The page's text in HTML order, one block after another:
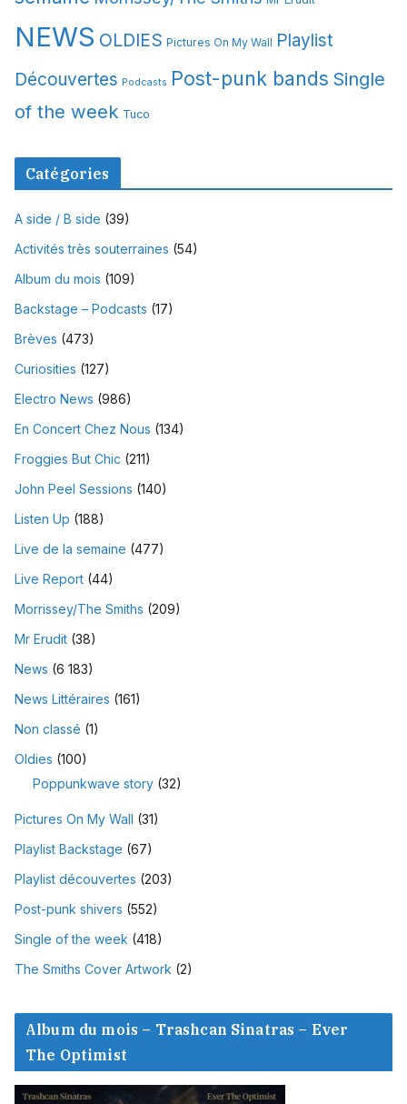
NEWS OLDIES Pictures On My Wall Playlist
Découvertes Podcasts Post-punk bands Single
of the week Tuco
Catégories
A side / B side (39)
Activités très souterraines (54)
Album du mois (109)
Backstage – Podcasts (17)
Brèves (473)
Curiosities (127)
Electro News (986)
En Concert Chez Nous (134)
Froggies But Chic (211)
John Peel Sessions (140)
Listen Up (188)
Live de la semaine (477)
Live Report (44)
Morrissey/The Smiths (209)
Mr Erudit (38)
News (6 183)
News Littéraires (161)
Non classé (1)
Oldies (100)
Poppunkwave story (32)
Pictures On My Wall (31)
Playlist Backstage (67)
Playlist découvertes (203)
Post-punk shivers (552)
Single of the week (418)
The Smiths Cover Artwork (2)
Album du mois – Trashcan Sinatras – Ever
The Optimist